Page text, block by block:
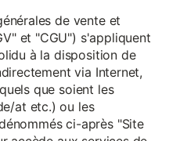
de vente et
et "CGU") s'appliquent
à la disposition de
via Internet,
que soient les
at etc.) ou les
ci-après "Site